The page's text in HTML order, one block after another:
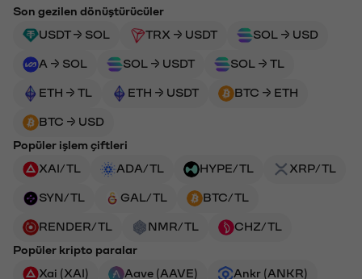
Son gezilen dönüştürücüler
USDT → SOL
TRX → USDT SOL → USD
A → SOL SOL → USDT SOL → TL
ETH → TL ETH → USDT BTC → ETH
BTC → USD
Popüler işlem çiftleri
XAI/TL
ADA/TL HYPE/TL XRP/TL
SYN/TL GAL/TL BTC/TL
RENDER/TL NMR/TL
CHZ/TL
Popüler kripto paralar
Xai (XAI)
Aave (AAVE) Ankr (ANKR)